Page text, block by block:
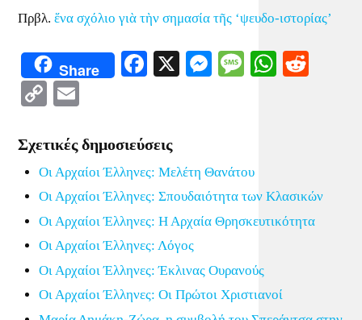
Πρβλ.ἕνα σχόλιο γιὰ τὴν σημασία τῆς ‘ψευδο-ιστορίας’
Share Facebook
X Messenger
Message
Copy
Σχετικές δημοσιεύσεις
Οι Αρχαίοι Έλληνες: Μελέτη Θανάτου
Οι Αρχαίοι Έλληνες: Σπουδαιότητα των Κλασικών
Οι Αρχαίοι Έλληνες: Η Αρχαία Θρησκευτικότητα
Οι Αρχαίοι Έλληνες: Λόγος
Οι Αρχαίοι Έλληνες: Έκλινας Ουρανούς
Οι Αρχαίοι Έλληνες: Οι Πρώτοι Χριστιανοί